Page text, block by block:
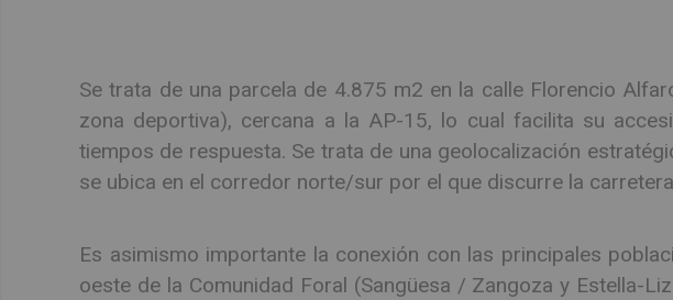
Se trata de una parcela de 4.875 m2 en la calle Florencio
zona deportiva), cercana a la AP-15, lo cual facilita su
tiempos de respuesta. Se trata de una geolocalización
se ubica en el corredor norte/sur por el que discurre la
Es asimismo importante la conexión con las principales
oeste de la Comunidad Foral (Sangüesa / Zangoza y Estella-